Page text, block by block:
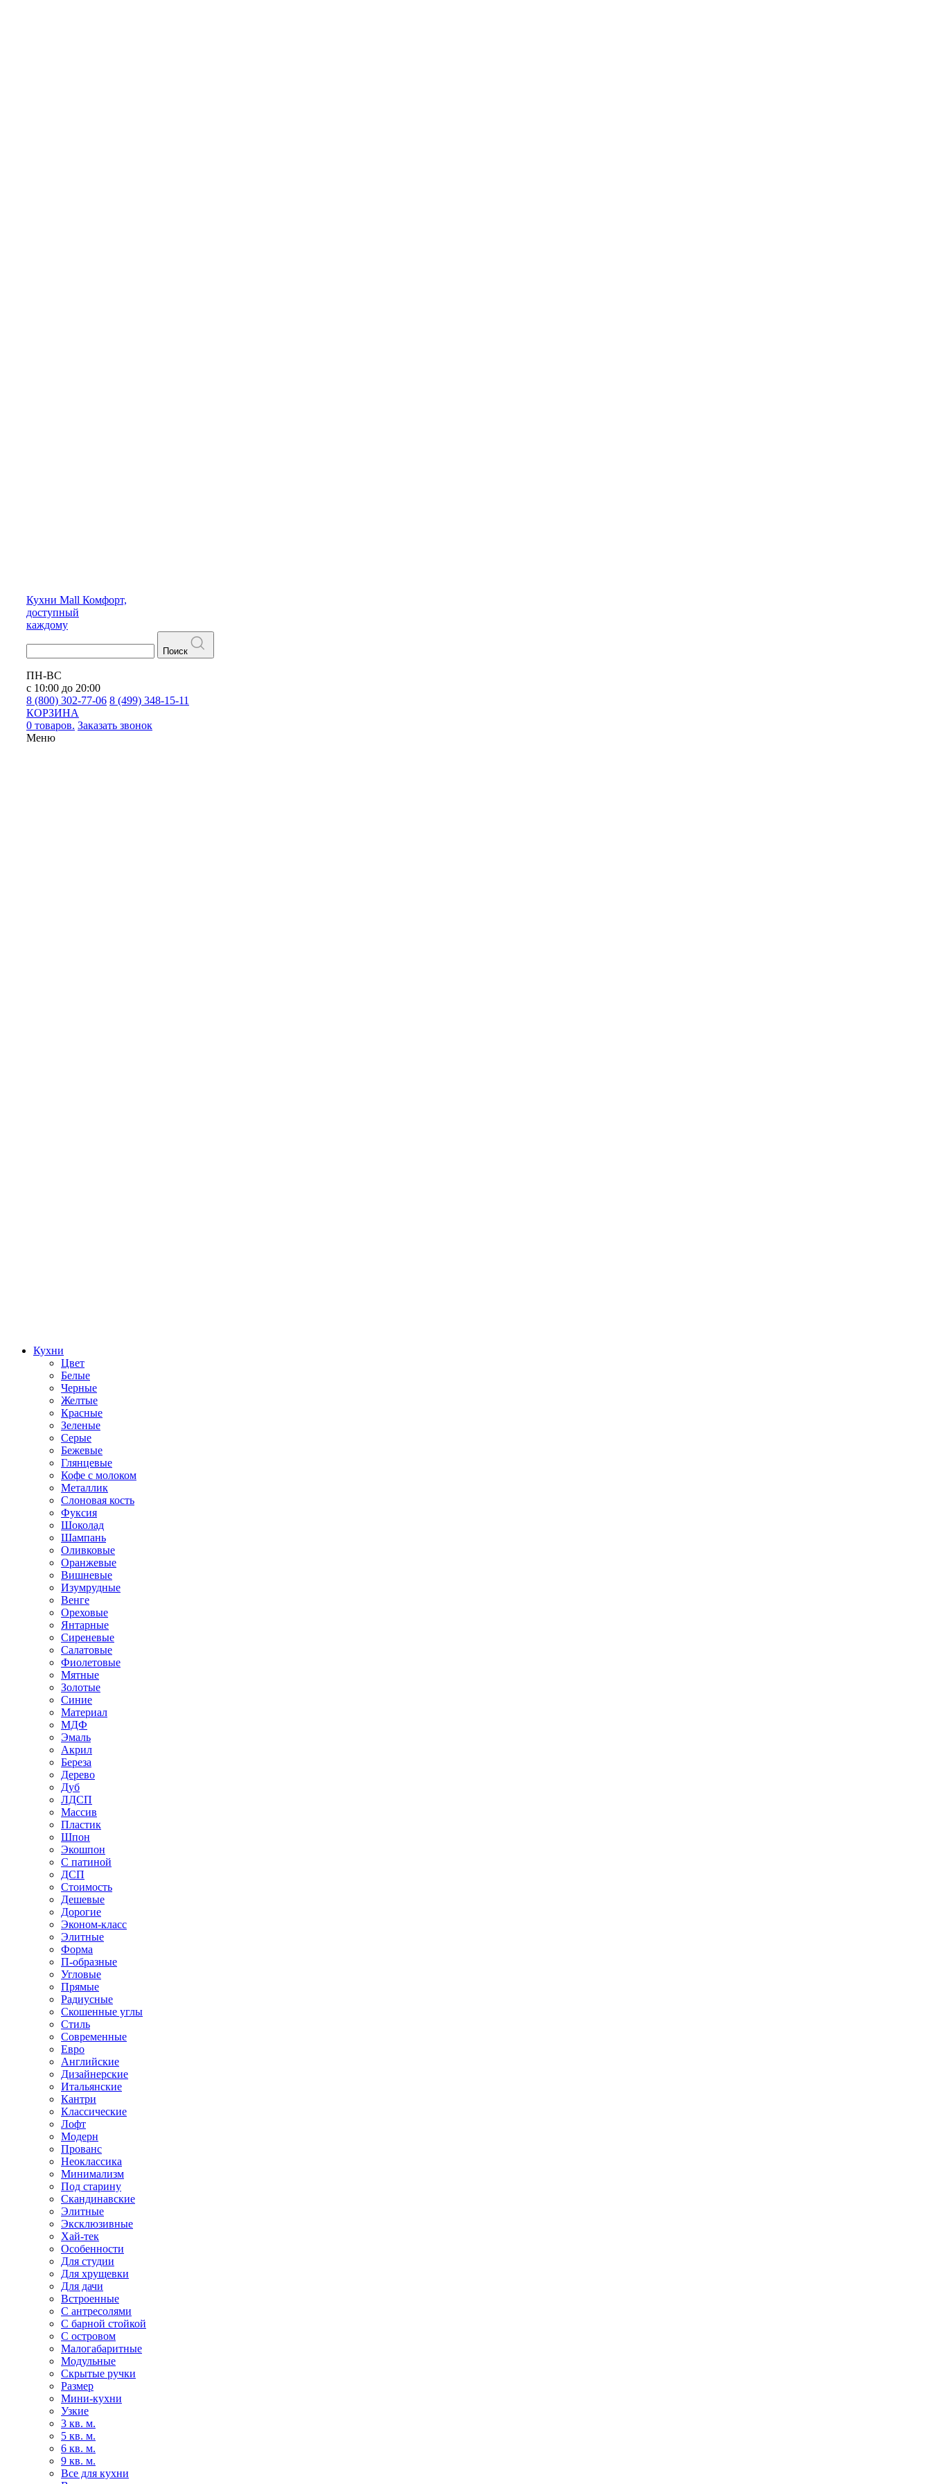
Кухни Mall Комфорт,
доступный
каждому
Поиск
ПН-ВС
с 10:00 до 20:00
8 (800) 302-77-06 8 (499) 348-15-11
КОРЗИНА
0 товаров. Заказать звонок
Меню
Кухни
Цвет
Белые
Черные
Желтые
Красные
Зеленые
Серые
Бежевые
Глянцевые
Кофе с молоком
Металлик
Слоновая кость
Фуксия
Шоколад
Шампань
Оливковые
Оранжевые
Вишневые
Изумрудные
Венге
Ореховые
Янтарные
Сиреневые
Салатовые
Фиолетовые
Мятные
Золотые
Синие
Материал
МДФ
Эмаль
Акрил
Береза
Дерево
Дуб
ЛДСП
Массив
Пластик
Шпон
Экошпон
С патиной
ДСП
Стоимость
Дешевые
Дорогие
Эконом-класс
Элитные
Форма
П-образные
Угловые
Прямые
Радиусные
Скошенные углы
Стиль
Современные
Евро
Английские
Дизайнерские
Итальянские
Кантри
Классические
Лофт
Модерн
Прованс
Неоклассика
Минимализм
Под старину
Скандинавские
Элитные
Эксклюзивные
Хай-тек
Особенности
Для студии
Для хрущевки
Для дачи
Встроенные
С антресолями
С барной стойкой
С островом
Малогабаритные
Модульные
Скрытые ручки
Размер
Мини-кухни
Узкие
3 кв. м.
5 кв. м.
6 кв. м.
9 кв. м.
Все для кухни